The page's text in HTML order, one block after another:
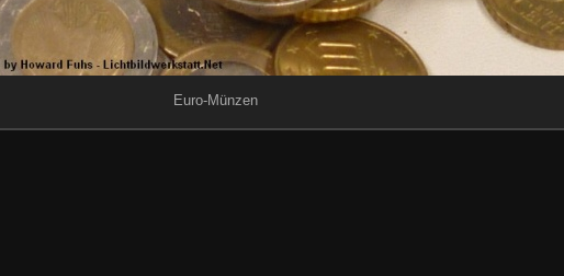
Euro-Münzen